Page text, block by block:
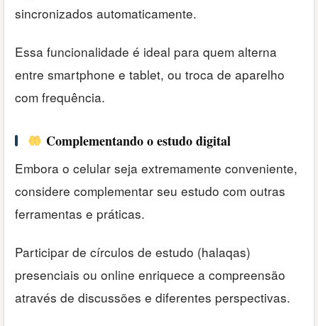
sincronizados automaticamente.
Essa funcionalidade é ideal para quem alterna
entre smartphone e tablet, ou troca de aparelho
com frequência.
Complementando o estudo digital
Embora o celular seja extremamente conveniente,
considere complementar seu estudo com outras
ferramentas e práticas.
Participar de círculos de estudo (halaqas)
presenciais ou online enriquece a compreensão
através de discussões e diferentes perspectivas.